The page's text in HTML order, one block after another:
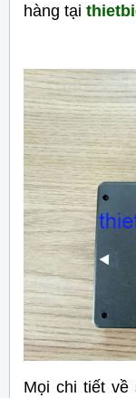
hàng tại
Mọi chi tiết về